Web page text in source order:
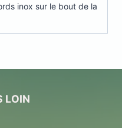
inox sur le bout de la
LOIN